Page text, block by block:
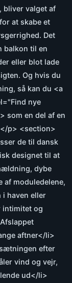
bliver valget af
at skabe et
Det
balkon til en
eller blot lade
Og hvis du
så kan du <a
nye
som en del af en
p> <section>
de til dansk
designet til at
dybe
af moduledelene,
i haven eller
intimitet og
aftner</li>
efter
vind og vejr,
ud</li>